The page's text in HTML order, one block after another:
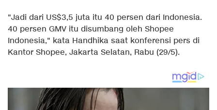
"Jadi dari US$3,5 juta itu 40 persen dari Indonesia.
40 persen GMV itu disumbang oleh Shopee
Indonesia," kata Handhika saat konferensi pers di
Kantor Shopee, Jakarta Selatan, Rabu (29/5).